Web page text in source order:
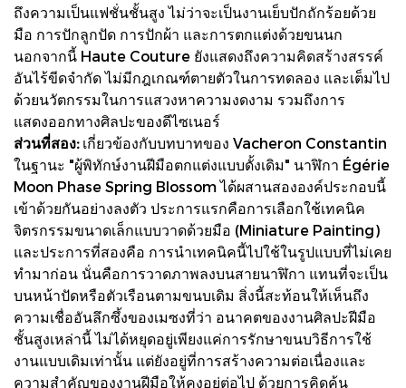
ถึงความเป็นแฟชั่นชั้นสูง ไม่ว่าจะเป็นงานเย็บปักถักร้อยด้วย
มือ การปักลูกปัด การปักผ้า และการตกแต่งด้วยขนนก
นอกจากนี้ Haute Couture ยังแสดงถึงความคิดสร้างสรรค์
อันไร้ขีดจำกัด ไม่มีกฎเกณฑ์ตายตัวในการทดลอง และเต็มไป
ด้วยนวัตกรรมในการแสวงหาความงดงาม รวมถึงการ
แสดงออกทางศิลปะของดีไซเนอร์
ส่วนที่สอง:เกี่ยวข้องกับบทบาทของ Vacheron Constantin
ในฐานะ "ผู้พิทักษ์งานฝีมือตกแต่งแบบดั้งเดิม" นาฬิกา Égérie
Moon Phase Spring Blossom ได้ผสานสององค์ประกอบนี้
เข้าด้วยกันอย่างลงตัว ประการแรกคือการเลือกใช้เทคนิค
จิตรกรรมขนาดเล็กแบบวาดด้วยมือ (Miniature Painting)
และประการที่สองคือ การนำเทคนิคนี้ไปใช้ในรูปแบบที่ไม่เคย
ทำมาก่อน นั่นคือการวาดภาพลงบนสายนาฬิกา แทนที่จะเป็น
บนหน้าปัดหรือตัวเรือนตามขนบเดิม สิ่งนี้สะท้อนให้เห็นถึง
ความเชื่ออันลึกซึ้งของเมซงที่ว่า อนาคตของงานศิลปะฝีมือ
ชั้นสูงเหล่านี้ ไม่ได้หยุดอยู่เพียงแค่การรักษาขนบวิธีการใช้
งานแบบเดิมเท่านั้น แต่ยังอยู่ที่การสร้างความต่อเนื่องและ
ความสำคัญของงานฝีมือให้คงอยู่ต่อไป ด้วยการคิดค้น